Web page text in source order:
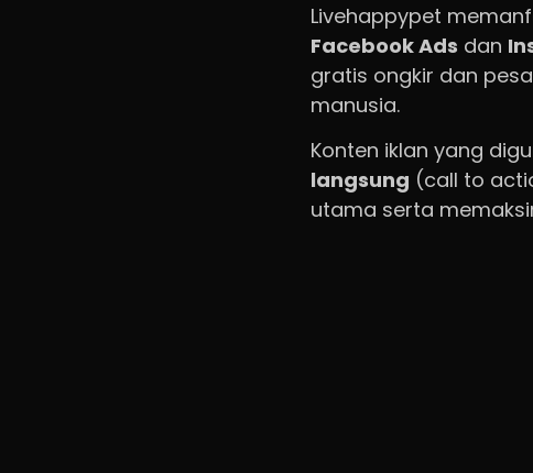
Livehappypet
Facebook Ads dan
gratis ongkir dan
manusia.
Konten iklan yang
langsung (call to
utama serta